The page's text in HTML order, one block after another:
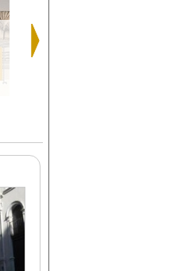
DAL 01/03/2019 AL
01/05/2019
BULGARI HOTEL